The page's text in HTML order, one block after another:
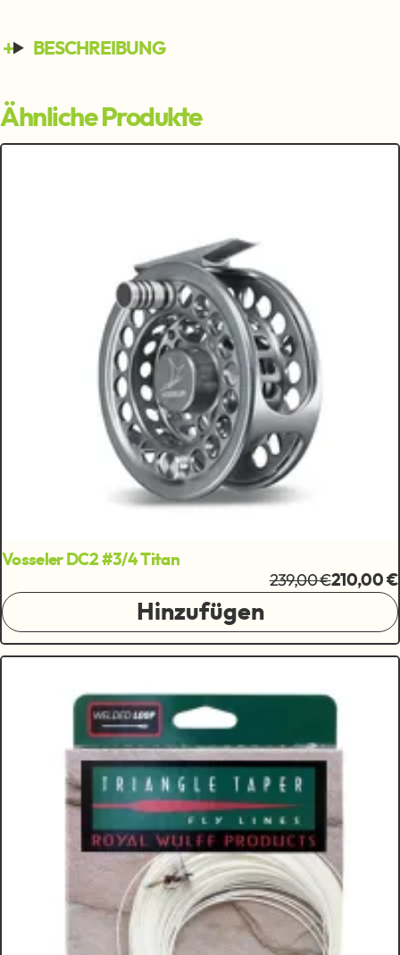
BESCHREIBUNG
Ähnliche Produkte
Vosseler DC2 #3/4 Titan
239,00 €210,00 €
Hinzufügen